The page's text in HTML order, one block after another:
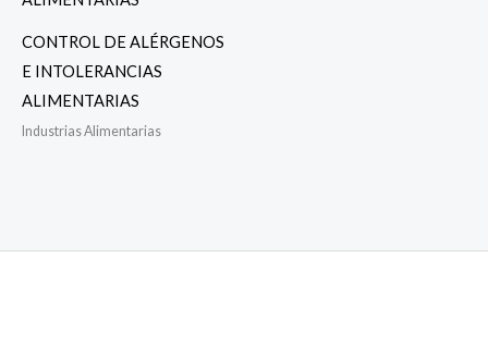
CONTROL DE ALÉRGENOS
E INTOLERANCIAS
ALIMENTARIAS
Industrias Alimentarias